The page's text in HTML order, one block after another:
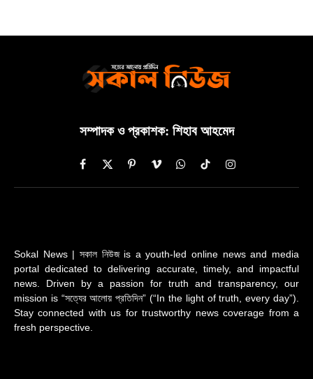
সম্পাদক ও প্রকাশক: শিহাব আহমেদ
Facebook
X
(Twitter)
PinterestVimeoWhatsAppTikTokInstagram
Sokal News | সকাল নিউজ is a youth-led online news and media
portal dedicated to delivering accurate, timely, and impactful
news. Driven by a passion for truth and transparency, our
mission is “সত্যের আলোয় প্রতিদিন” (“In the light of truth, every day”).
Stay connected with us for trustworthy news coverage from a
fresh perspective.